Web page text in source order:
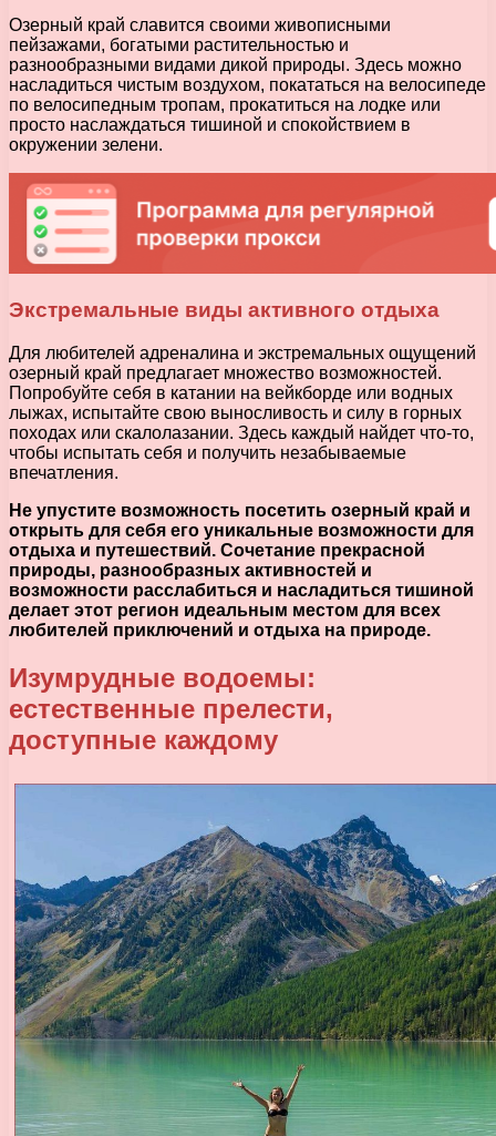
Озерный край славится своими живописными
пейзажами, богатыми растительностью и
разнообразными видами дикой природы. Здесь можно
насладиться чистым воздухом, покататься на велосипеде
по велосипедным тропам, прокатиться на лодке или
просто наслаждаться тишиной и спокойствием в
окружении зелени.
Экстремальные виды активного отдыха
Для любителей адреналина и экстремальных ощущений
озерный край предлагает множество возможностей.
Попробуйте себя в катании на вейкборде или водных
лыжах, испытайте свою выносливость и силу в горных
походах или скалолазании. Здесь каждый найдет что-то,
чтобы испытать себя и получить незабываемые
впечатления.
Не упустите возможность посетить озерный край и
открыть для себя его уникальные возможности для
отдыха и путешествий. Сочетание прекрасной
природы, разнообразных активностей и
возможности расслабиться и насладиться тишиной
делает этот регион идеальным местом для всех
любителей приключений и отдыха на природе.
Изумрудные водоемы:
естественные прелести,
доступные каждому